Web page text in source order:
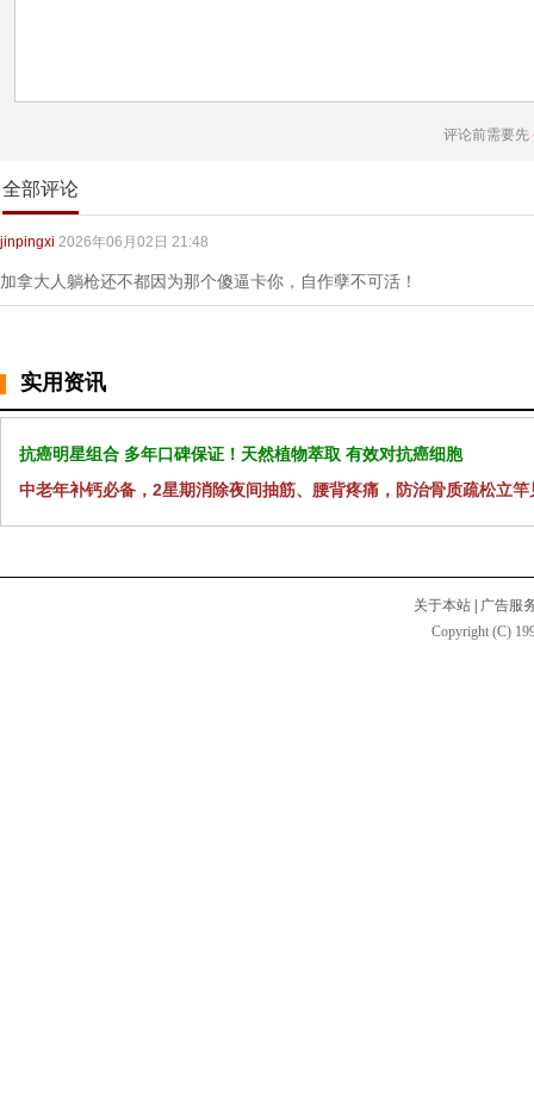
评论前需要先
全部评论
jinpingxi 2026年06月02日 21:48
加拿大人躺枪还不都因为那个傻逼卡你，自作孽不可活！
实用资讯
抗癌明星组合 多年口碑保证！天然植物萃取 有效对抗癌细胞
中老年补钙必备，2星期消除夜间抽筋、腰背疼痛，防治骨质疏松立竿
关于本站
广告服
Copyright (C)